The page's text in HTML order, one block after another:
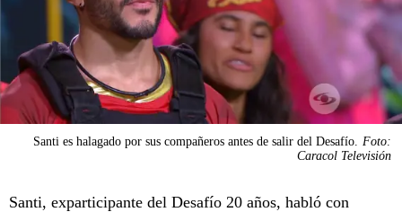
Santi es halagado por sus compañeros antes de salir del Desafío.
Foto:
Caracol Televisión
Santi, exparticipante del Desafío 20 años, habló con